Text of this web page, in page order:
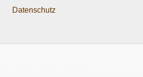
Datenschutz